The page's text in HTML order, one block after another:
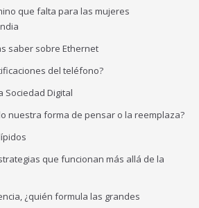
que falta para las mujeres
saber sobre Ethernet
del teléfono?
Sociedad Digital
nuestra forma de pensar o la reemplaza?
que funcionan más allá de la
¿quién formula las grandes